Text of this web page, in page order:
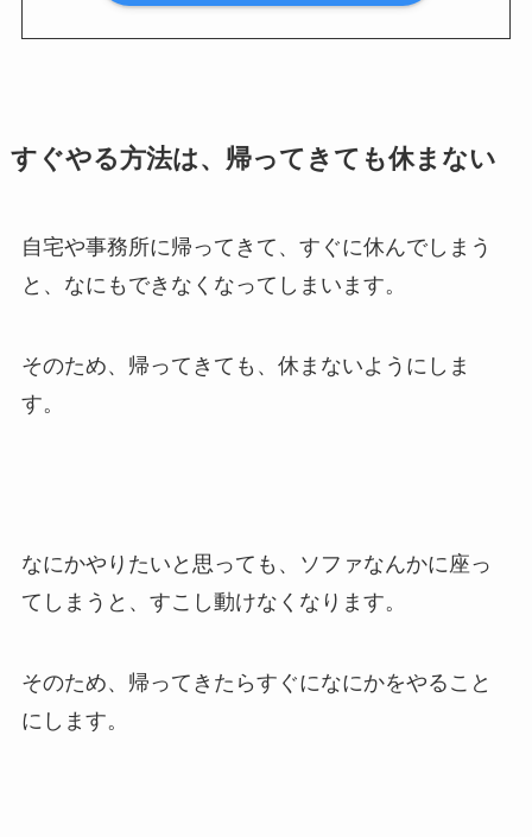
すぐやる方法は、帰ってきても休まない
自宅や事務所に帰ってきて、すぐに休んでしまう
と、なにもできなくなってしまいます。
そのため、帰ってきても、休まないようにしま
す。
なにかやりたいと思っても、ソファなんかに座っ
てしまうと、すこし動けなくなります。
そのため、帰ってきたらすぐになにかをやること
にします。